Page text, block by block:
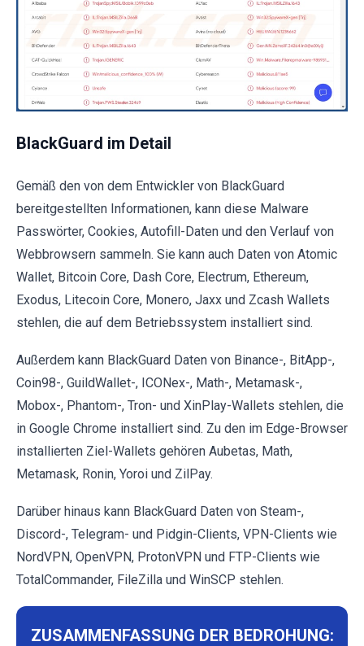
BlackGuard im Detail
Gemäß den von dem Entwickler von BlackGuard
bereitgestellten Informationen, kann diese Malware
Passwörter, Cookies, Autofill-Daten und den Verlauf von
Webbrowsern sammeln. Sie kann auch Daten von Atomic
Wallet, Bitcoin Core, Dash Core, Electrum, Ethereum,
Exodus, Litecoin Core, Monero, Jaxx und Zcash Wallets
stehlen, die auf dem Betriebssystem installiert sind.
Außerdem kann BlackGuard Daten von Binance-, BitApp-,
Coin98-, GuildWallet-, ICONex-, Math-, Metamask-,
Mobox-, Phantom-, Tron- und XinPlay-Wallets stehlen, die
in Google Chrome installiert sind. Zu den im Edge-Browser
installierten Ziel-Wallets gehören Aubetas, Math,
Metamask, Ronin, Yoroi und ZilPay.
Darüber hinaus kann BlackGuard Daten von Steam-,
Discord-, Telegram- und Pidgin-Clients, VPN-Clients wie
NordVPN, OpenVPN, ProtonVPN und FTP-Clients wie
TotalCommander, FileZilla und WinSCP stehlen.
ZUSAMMENFASSUNG DER BEDROHUNG: